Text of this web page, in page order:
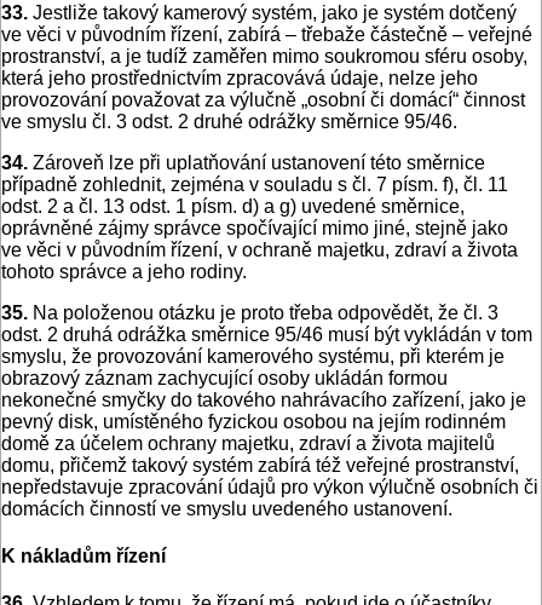
33. Jestliže takový kamerový systém, jako je systém dotčený
ve věci v původním řízení, zabírá – třebaže částečně – veřejné
prostranství, a je tudíž zaměřen mimo soukromou sféru osoby,
která jeho prostřednictvím zpracovává údaje, nelze jeho
provozování považovat za výlučně „osobní či domácí“ činnost
ve smyslu čl. 3 odst. 2 druhé odrážky směrnice 95/46.
34. Zároveň lze při uplatňování ustanovení této směrnice
případně zohlednit, zejména v souladu s čl. 7 písm. f), čl. 11
odst. 2 a čl. 13 odst. 1 písm. d) a g) uvedené směrnice,
oprávněné zájmy správce spočívající mimo jiné, stejně jako
ve věci v původním řízení, v ochraně majetku, zdraví a života
tohoto správce a jeho rodiny.
35. Na položenou otázku je proto třeba odpovědět, že čl. 3
odst. 2 druhá odrážka směrnice 95/46 musí být vykládán v tom
smyslu, že provozování kamerového systému, při kterém je
obrazový záznam zachycující osoby ukládán formou
nekonečné smyčky do takového nahrávacího zařízení, jako je
pevný disk, umístěného fyzickou osobou na jejím rodinném
domě za účelem ochrany majetku, zdraví a života majitelů
domu, přičemž takový systém zabírá též veřejné prostranství,
nepředstavuje zpracování údajů pro výkon výlučně osobních či
domácích činností ve smyslu uvedeného ustanovení.
K nákladům řízení